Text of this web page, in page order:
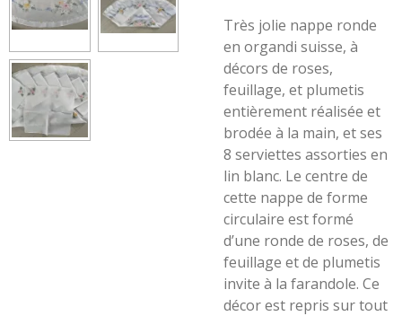
Très jolie nappe ronde
en organdi suisse, à
décors de roses,
feuillage, et plumetis
entièrement réalisée et
brodée à la main, et ses
8 serviettes assorties en
lin blanc. Le centre de
cette nappe de forme
circulaire est formé
d’une ronde de roses, de
feuillage et de plumetis
invite à la farandole. Ce
décor est repris sur tout